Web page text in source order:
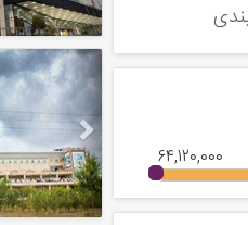
64,120,000
Next